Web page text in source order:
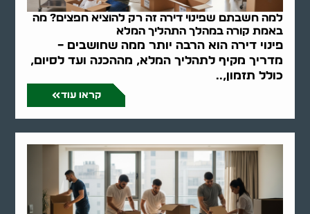
למה חשבתם שפינוי דירה זה רק להוציא חפצים? מה
באמת קורה במהלך התהליך המלא
פינוי דירה הוא הרבה יותר ממה שחושבים –
מדריך מקיף לתהליך המלא, מההכנה ועד לסיום,
כולל תזמון,..
קראו עוד